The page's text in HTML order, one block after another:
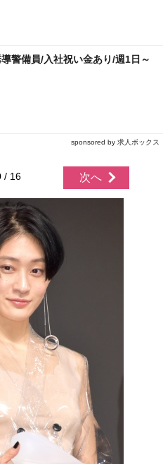
警備員/入社祝い金あり/週1日～
sponsored by 求人ボックス
/ 16 次へ